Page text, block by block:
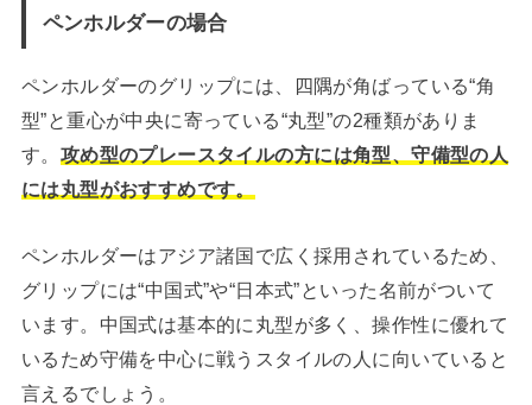
ペンホルダーの場合
ペンホルダーのグリップには、四隅が角ばっている“角
型”と重心が中央に寄っている“丸型”の2種類がありま
す。 攻め型のプレースタイルの方には角型、守備型の人
には丸型がおすすめです。
ペンホルダーはアジア諸国で広く採用されているため、
グリップには“中国式”や“日本式”といった名前がついて
います。中国式は基本的に丸型が多く、操作性に優れて
いるため守備を中心に戦うスタイルの人に向いていると
言えるでしょう。